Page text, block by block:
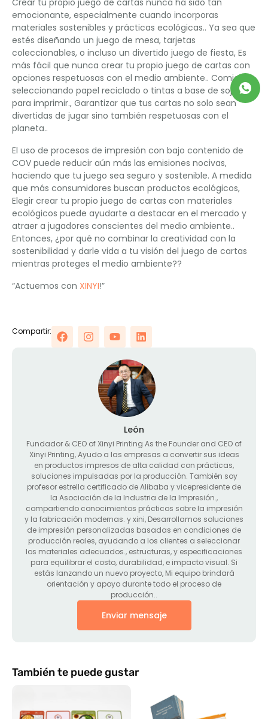
emocionante, especialmente cuando incorporas
materiales sostenibles y prácticas ecológicas.. Ya sea que
estés diseñando un juego de mesa, tarjetas
coleccionables, o incluso un divertido juego de fiesta, Es
más fácil que nunca crear tu propio juego de cartas con
opciones respetuosas con el medio ambiente.. Comience
seleccionando papel reciclado o tintas a base de soja
para imprimir., Garantizar que tus cartas no solo sean
divertidas de jugar sino también respetuosas con el
planeta..
El uso de procesos de impresión con bajo contenido de
COV puede reducir aún más las emisiones nocivas,
haciendo que tu juego sea seguro y sostenible. A medida
que más consumidores buscan productos ecológicos,
Elegir crear tu propio juego de cartas con materiales
ecológicos puede ayudarte a destacar en el mercado y
atraer a jugadores conscientes del medio ambiente..
Entonces, ¿por qué no combinar la creatividad con la
sostenibilidad y darle vida a tu visión del juego de cartas
mientras proteges el medio ambiente??
“Actuemos con XINYI!”
Compartir:
León
Fundador & CEO of Xinyi Printing As the Founder and CEO of
Xinyi Printing, Ayudo a las empresas a convertir sus ideas
en productos impresos de alta calidad con prácticas,
soluciones impulsadas por la producción. También soy
profesor estrella certificado de Alibaba y vicepresidente de
la Asociación de la Industria de la Impresión.,
compartiendo conocimientos prácticos sobre la impresión
y la fabricación modernas. y xini, Desarrollamos soluciones
de impresión personalizadas basadas en condiciones de
producción reales, ayudando a los clientes a seleccionar
los materiales adecuados., estructuras, y especificaciones
para equilibrar el costo, durabilidad, e impacto visual. Si
estás lanzando un nuevo proyecto, Mi equipo brindará
orientación y apoyo durante todo el proceso de
producción..
Enviar mensaje
También te puede gustar